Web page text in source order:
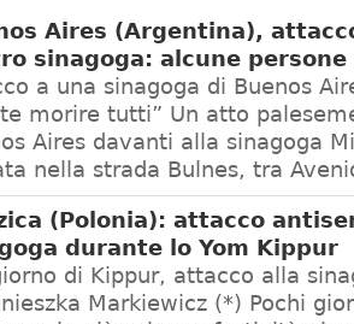
Aires (Argentina),
sinagoga: alcune
a una sinagoga di Buenos
morire tutti” Un atto
Aires davanti alla sinagoga
nella strada Bulnes, tra
(Polonia): attacco
durante lo Yom Kippur
di Kippur, attacco alla
Markiewicz (*) Pochi